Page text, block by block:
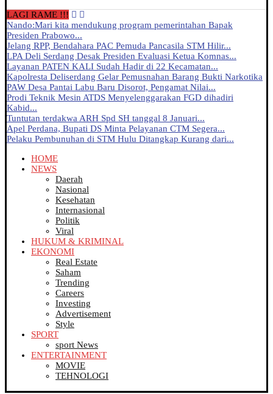
LAGI RAME !!!
Nando:Mari kita mendukung program pemerintahan Bapak
Presiden Prabowo...
Jelang RPP, Bendahara PAC Pemuda Pancasila STM Hilir...
LPA Deli Serdang Desak Presiden Evaluasi Ketua Komnas...
Layanan PATEN KALI Sudah Hadir di 22 Kecamatan...
Kapolresta Deliserdang Gelar Pemusnahan Barang Bukti Narkotika
PAW Desa Pantai Labu Baru Disorot, Pengamat Nilai...
Prodi Teknik Mesin ATDS Menyelenggarakan FGD dihadiri
Kabid...
Tuntutan terdakwa ARH Spd SH tanggal 8 Januari...
Apel Perdana, Bupati DS Minta Pelayanan CTM Segera...
Pelaku Pembunuhan di STM Hulu Ditangkap Kurang dari...
HOME
NEWS
Daerah
Nasional
Kesehatan
Internasional
Politik
Viral
HUKUM & KRIMINAL
EKONOMI
Real Estate
Saham
Trending
Careers
Investing
Advertisement
Style
SPORT
sport News
ENTERTAINMENT
MOVIE
TEHNOLOGI